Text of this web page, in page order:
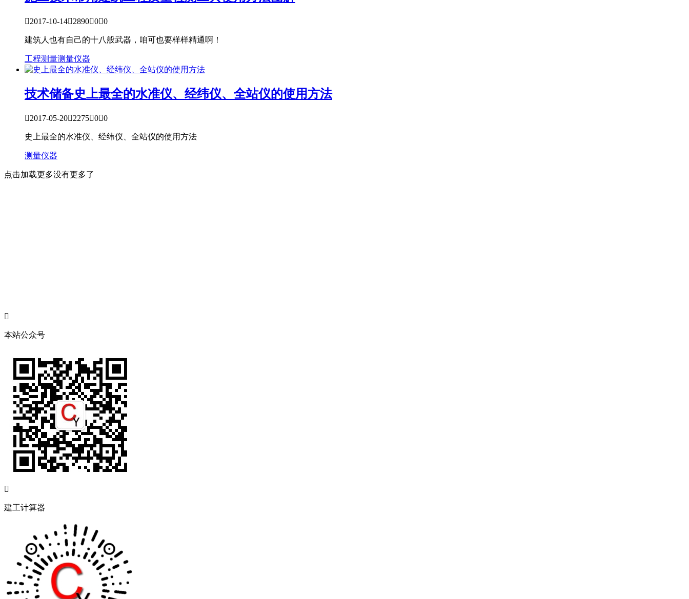
2017-10-14289000
建筑人也有自己的十八般武器，咱可也要样样精通啊！
工程测量测量仪器
技术储备史上最全的水准仪、经纬仪、全站仪的使用方法
2017-05-20227500
史上最全的水准仪、经纬仪、全站仪的使用方法
测量仪器
点击加载更多没有更多了

本站公众号

建工计算器